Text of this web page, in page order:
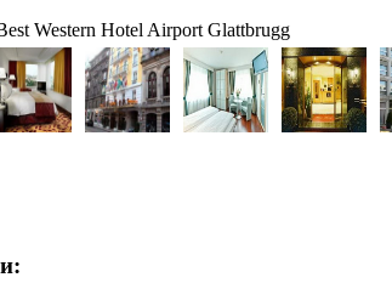
Western Hotel Airport Glattbrugg